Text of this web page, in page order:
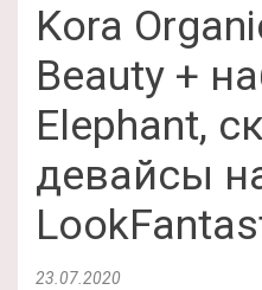
Kora
Beauty +
Elephant,
девайсы
23.07.2020